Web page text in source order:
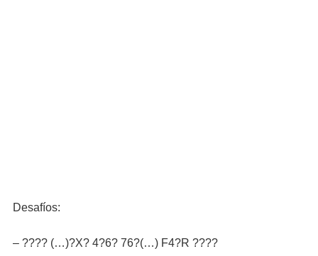
Desafíos:
– ???? (…)?X? 4?6? 76?(…) F4?R ????